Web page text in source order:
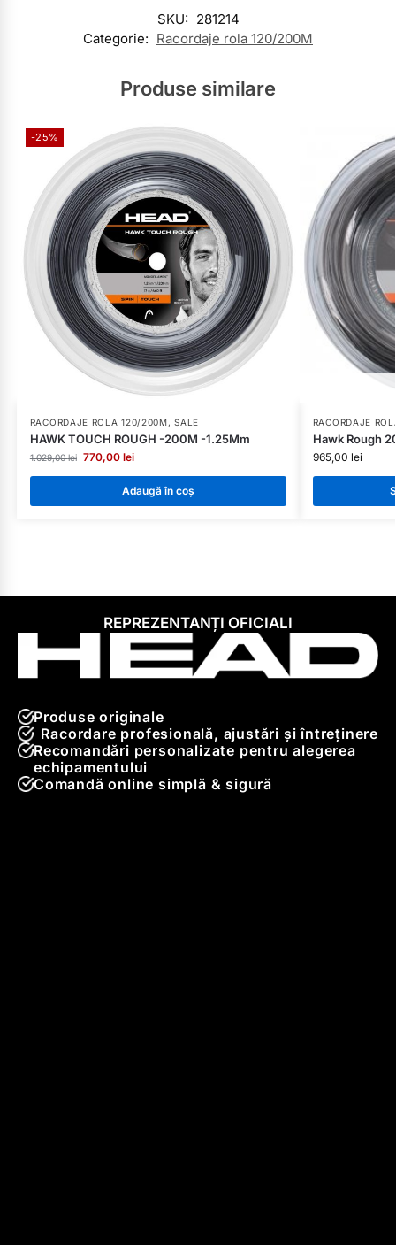
SKU: 281214
Categorie: Racordaje rola 120/200M
Produse similare
-25%
RACORDAJE ROLA 120/200M,SALE
HAWK TOUCH ROUGH -200M -1.25Mm
1.029,00lei 770,00 lei
Adaugă în coș
RACORDAJE
Hawk Rough
965,00 lei
REPREZENTANȚI OFICIALI
Produse originale
Racordare profesională, ajustări și întreținere
Recomandări personalizate pentru alegerea
echipamentului
Comandă online simplă & sigură